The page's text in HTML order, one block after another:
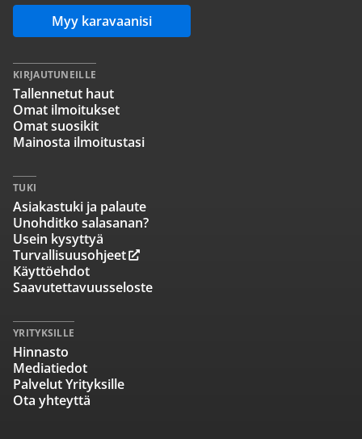
Myy karavaanisi
KIRJAUTUNEILLE
Tallennetut haut
Omat ilmoitukset
Omat suosikit
Mainosta ilmoitustasi
TUKI
Asiakastuki ja palaute
Unohditko salasanan?
Usein kysyttyä
Turvallisuusohjeet
Käyttöehdot
Saavutettavuusseloste
YRITYKSILLE
Hinnasto
Mediatiedot
Palvelut Yrityksille
Ota yhteyttä